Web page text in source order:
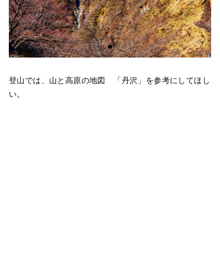
登山では、山と高原の地図 「丹沢」を参考にしてほし
い。